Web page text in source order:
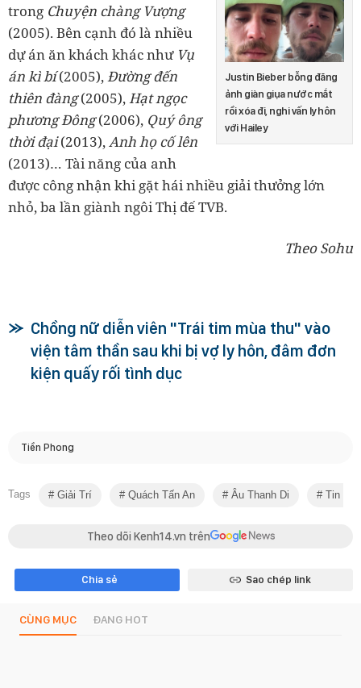
Justin Bieber bỗng đăng
ảnh giàn giụa nước mắt
rồi xóa đi, nghi vấn ly hôn
với Hailey
trong Chuyện chàng Vượng
(2005). Bên cạnh đó là nhiều
dự án ăn khách khác như Vụ
án kì bí(2005),Đường đến
thiên đàng(2005),Hạt ngọc
phương Đông(2006), Quý ông
thời đại(2013),Anh họ cố lên
(2013)… Tài năng của anh
được công nhận khi gặt hái nhiều giải thưởng lớn
nhỏ, ba lần giành ngôi Thị đế TVB.
Theo Sohu
Chồng nữ diễn viên "Trái tim mùa thu" vào
viện tâm thần sau khi bị vợ ly hôn, đâm đơn
kiện quấy rối tình dục
Tiền Phong
Tags Giải Trí Quách Tấn An Âu Thanh Di Tin
Theo dõi Kenh14.vn trên
Chia sẻ Sao chép link
CÙNG MỤC ĐANG HOT